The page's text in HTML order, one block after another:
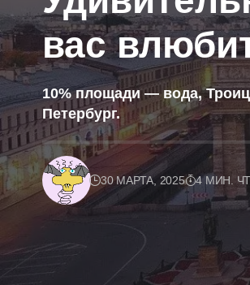
вас
10% площади — вода,
Петербург.
30 МАРТА, 2025 4 МИН.